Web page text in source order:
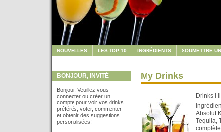
NOUVELLES LES TOP 10 INGRÉDIENTS SOUMETTRE
BONJOUR, INVITÉ
Bonjour. Veuillez vous
connecter ou créer un
compte pour voir vos drinks
préférés, voter, commenter
et obtenir des suggestions
personalisées!
My Drinks
Drinks I
Absolut
Tequila,
complète